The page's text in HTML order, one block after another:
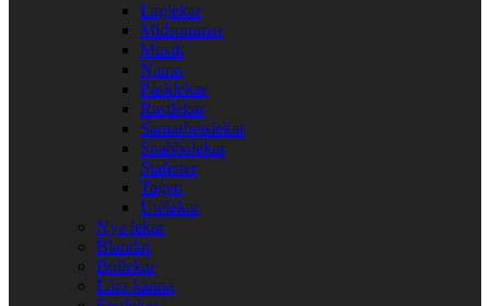
Laglekar
Midsommar
Musik
Namn
Påsklekar
Rastlekar
Samarbetslekar
Snabbalekar
Stafetter
Tagen
Utelekar
Nya lekar
Blandat
Bollekar
Lära känna